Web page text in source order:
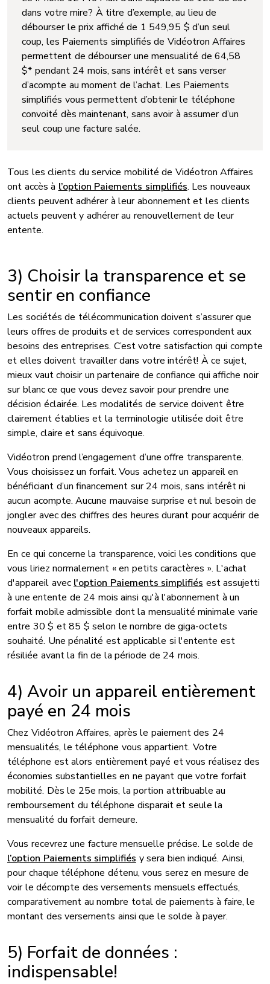
dans votre mire? À titre d’exemple, au lieu de
débourser le prix affiché de 1 549,95 $ d’un seul
coup, les Paiements simplifiés de Vidéotron Affaires
permettent de débourser une mensualité de 64,58
$* pendant 24 mois, sans intérêt et sans verser
d’acompte au moment de l’achat. Les Paiements
simplifiés vous permettent d’obtenir le téléphone
convoité dès maintenant, sans avoir à assumer d’un
seul coup une facture salée.
Tous les clients du service mobilité de Vidéotron Affaires
ont accès à l’option Paiements simplifiés. Les nouveaux
clients peuvent adhérer à leur abonnement et les clients
actuels peuvent y adhérer au renouvellement de leur
entente.
3) Choisir la transparence et se
sentir en confiance
Les sociétés de télécommunication doivent s’assurer que
leurs offres de produits et de services correspondent aux
besoins des entreprises. C’est votre satisfaction qui compte
et elles doivent travailler dans votre intérêt! À ce sujet,
mieux vaut choisir un partenaire de confiance qui affiche noir
sur blanc ce que vous devez savoir pour prendre une
décision éclairée. Les modalités de service doivent être
clairement établies et la terminologie utilisée doit être
simple, claire et sans équivoque.
Vidéotron prend l’engagement d’une offre transparente.
Vous choisissez un forfait. Vous achetez un appareil en
bénéficiant d’un financement sur 24 mois, sans intérêt ni
aucun acompte. Aucune mauvaise surprise et nul besoin de
jongler avec des chiffres des heures durant pour acquérir de
nouveaux appareils.
En ce qui concerne la transparence, voici les conditions que
vous liriez normalement « en petits caractères ». L'achat
d'appareil avec l'option Paiements simplifiés est assujetti
à une entente de 24 mois ainsi qu'à l'abonnement à un
forfait mobile admissible dont la mensualité minimale varie
entre 30 $ et 85 $ selon le nombre de giga-octets
souhaité. Une pénalité est applicable si l'entente est
résiliée avant la fin de la période de 24 mois.
4) Avoir un appareil entièrement
payé en 24 mois
Chez Vidéotron Affaires, après le paiement des 24
mensualités, le téléphone vous appartient. Votre
téléphone est alors entièrement payé et vous réalisez des
économies substantielles en ne payant que votre forfait
mobilité. Dès le 25e mois, la portion attribuable au
remboursement du téléphone disparait et seule la
mensualité du forfait demeure.
Vous recevrez une facture mensuelle précise. Le solde de
l’option Paiements simplifiés y sera bien indiqué. Ainsi,
pour chaque téléphone détenu, vous serez en mesure de
voir le décompte des versements mensuels effectués,
comparativement au nombre total de paiements à faire, le
montant des versements ainsi que le solde à payer.
5) Forfait de données :
indispensable!